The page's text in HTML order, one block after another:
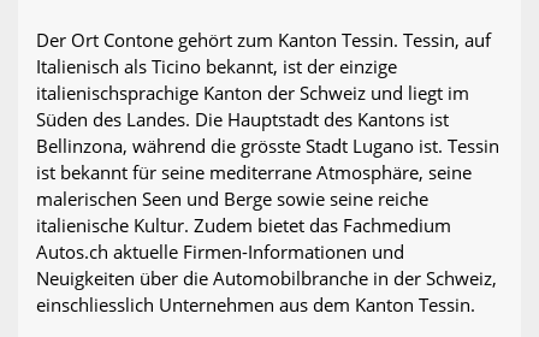
Der Ort Contone gehört zum Kanton Tessin. Tessin, auf
Italienisch als Ticino bekannt, ist der einzige
italienischsprachige Kanton der Schweiz und liegt im
Süden des Landes. Die Hauptstadt des Kantons ist
Bellinzona, während die grösste Stadt Lugano ist. Tessin
ist bekannt für seine mediterrane Atmosphäre, seine
malerischen Seen und Berge sowie seine reiche
italienische Kultur. Zudem bietet das Fachmedium
Autos.ch aktuelle Firmen-Informationen und
Neuigkeiten über die Automobilbranche in der Schweiz,
einschliesslich Unternehmen aus dem Kanton Tessin.